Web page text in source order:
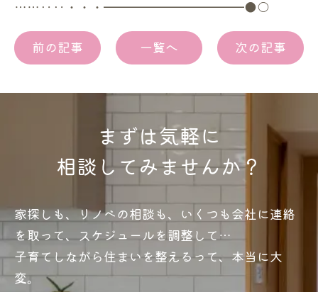
……‥‥・・・━━━━━━━━━━━●○
前の記事 一覧へ 次の記事
まずは気軽に
相談してみませんか？
家探しも、リノベの相談も、いくつも会社に連絡
を取って、スケジュールを調整して…
子育てしながら住まいを整えるって、本当に大
変。